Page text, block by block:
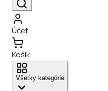
Účet
Košík
Všetky kategórie